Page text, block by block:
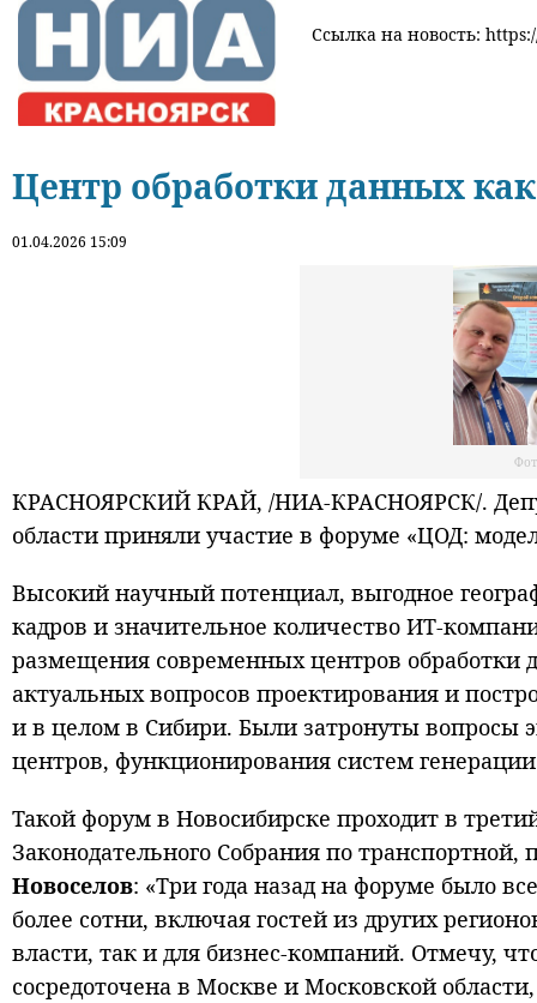
Ссылка на новость:
Центр обработки данных
01.04.2026 15:09
КРАСНОЯРСКИЙ КРАЙ, /НИА-КРАСНОЯРСК/.
области приняли участие в форуме «ЦОД:
Высокий научный потенциал, выгодное
кадров и значительное количество ИТ-
размещения современных центров
актуальных вопросов проектирования и
и в целом в Сибири. Были затронуты вопросы
центров, функционирования систем
Такой форум в Новосибирске проходит в
Законодательного Собрания по
Новоселов: «Три года назад на форуме было
более сотни, включая гостей из других
власти, так и для бизнес-компаний. Отмечу,
сосредоточена в Москве и Московской